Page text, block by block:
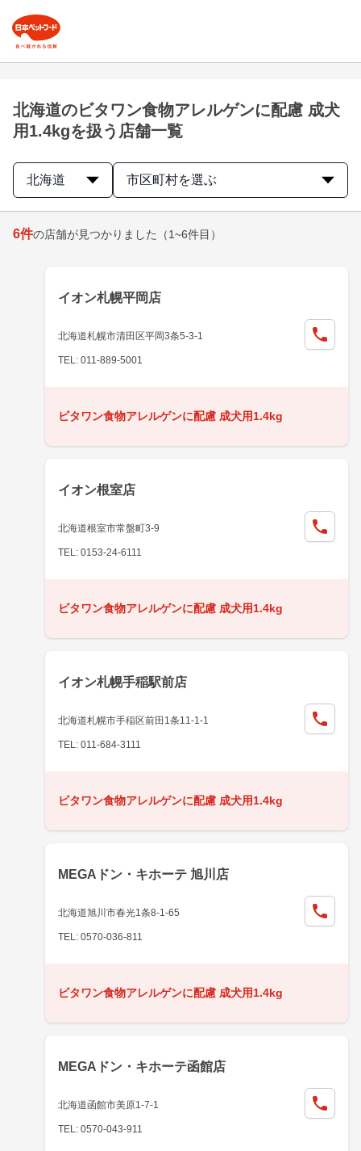
北海道のビタワン食物アレルゲンに配慮 成犬
用1.4kgを扱う店舗一覧
北海道 市区町村を選ぶ
6件の店舗が見つかりました （1~6件目）
イオン札幌平岡店
北海道札幌市清田区平岡3条5-3-1
TEL: 011-889-5001
ビタワン食物アレルゲンに配慮 成犬用1.4kg
イオン根室店
北海道根室市常盤町3-9
TEL: 0153-24-6111
ビタワン食物アレルゲンに配慮 成犬用1.4kg
イオン札幌手稲駅前店
北海道札幌市手稲区前田1条11-1-1
TEL: 011-684-3111
ビタワン食物アレルゲンに配慮 成犬用1.4kg
MEGAドン・キホーテ 旭川店
北海道旭川市春光1条8-1-65
TEL: 0570-036-811
ビタワン食物アレルゲンに配慮 成犬用1.4kg
MEGAドン・キホーテ函館店
北海道函館市美原1-7-1
TEL: 0570-043-911